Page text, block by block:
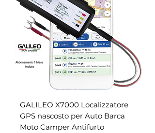
GALILEO X7000 Localizzatore
GPS nascosto per Auto Barca
Moto Camper Antifurto